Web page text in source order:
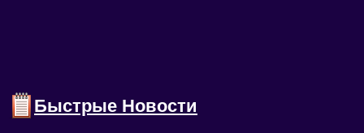
Быстрые Новости